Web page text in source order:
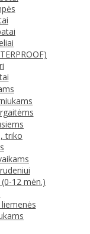
triko
12 mėn.)